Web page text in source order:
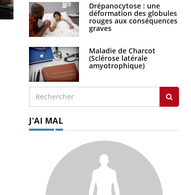
Pourquoi votre ventre gâche-t-il les
premiers jours de vos vacances ?
Drépanocytose : une
déformation des globules
rouges aux conséquences
graves
Maladie de Charcot
(Sclérose latérale
amyotrophique)
J'AI MAL